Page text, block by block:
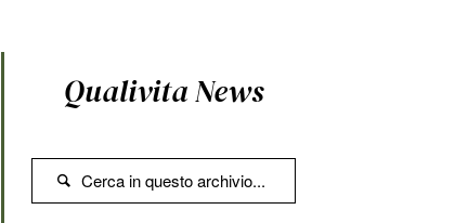
Qualivita News
